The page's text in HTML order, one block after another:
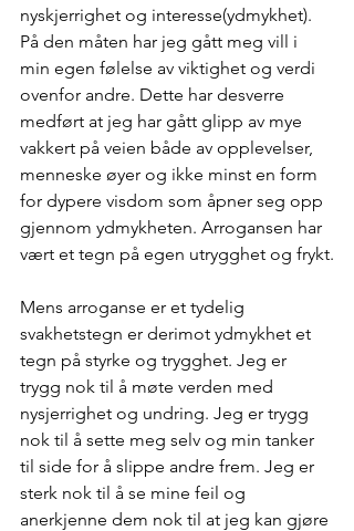
nyskjerrighet og interesse(ydmykhet).
På den måten har jeg gått meg vill i
min egen følelse av viktighet og verdi
ovenfor andre. Dette har desverre
medført at jeg har gått glipp av mye
vakkert på veien både av opplevelser,
menneske øyer og ikke minst en form
for dypere visdom som åpner seg opp
gjennom ydmykheten. Arrogansen har
vært et tegn på egen utrygghet og frykt.
Mens arroganse er et tydelig
svakhetstegn er derimot ydmykhet et
tegn på styrke og trygghet. Jeg er
trygg nok til å møte verden med
nysjerrighet og undring. Jeg er trygg
nok til å sette meg selv og min tanker
til side for å slippe andre frem. Jeg er
sterk nok til å se mine feil og
anerkjenne dem nok til at jeg kan gjøre